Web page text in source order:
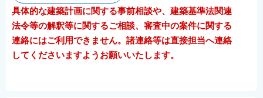
具体的な建築計画に関する事前相談や、建築基準法関連
法令等の解釈等に関するご相談、審査中の案件に関する
連絡にはご利用できません。諸連絡等は直接担当へ連絡
してくださいますようお願いいたします。